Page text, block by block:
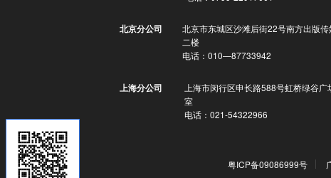
北京分公司
北京市东城区沙滩后街22号南方出版
二楼
电话：010—87733942
上海分公司
上海市闵行区申长路588号虹桥绿谷广
室
电话：021-54322966
粤ICP备09086999号